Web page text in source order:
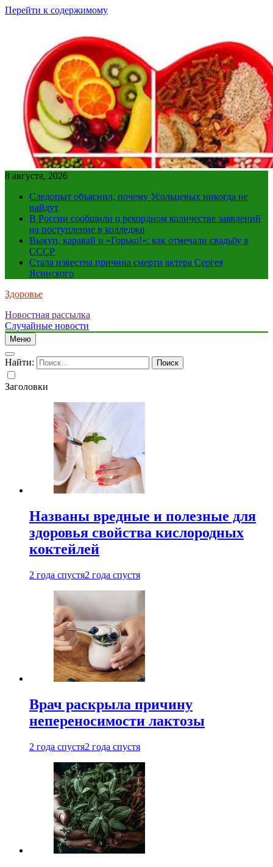
Перейти к содержимому
8 августа, 2026
Следопыт объяснил, почему Усольцевых никогда не
найдут
В России сообщили о рекордном количестве заявлений
на поступление в колледжи
Выкуп, каравай и «Горько!»: как отмечали свадьбу в
СССР
Стала известна причина смерти актера Сергея
Ясинского
Здоровье
Новостная рассылка
Случайные новости
Меню
Найти:
Заголовки
Названы вредные и полезные для
здоровья свойства кислородных
коктейлей
2 года спустя2 года спустя
Врач раскрыла причину
непереносимости лактозы
2 года спустя2 года спустя